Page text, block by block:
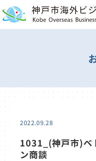
2022.09.28
1031_(神戸市)ベ
ン商談